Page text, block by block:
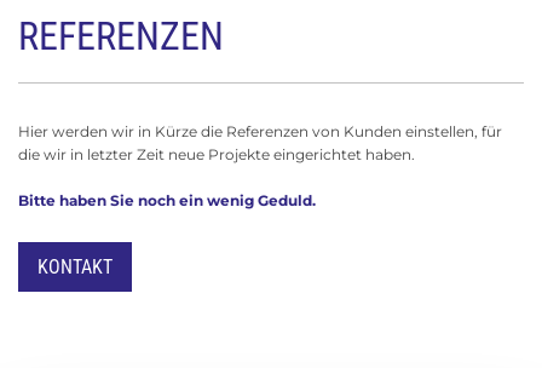
REFERENZEN
Hier werden wir in Kürze die Referenzen von Kunden einstellen, für
die wir in letzter Zeit neue Projekte eingerichtet haben.
Bitte haben Sie noch ein wenig Geduld.
KONTAKT